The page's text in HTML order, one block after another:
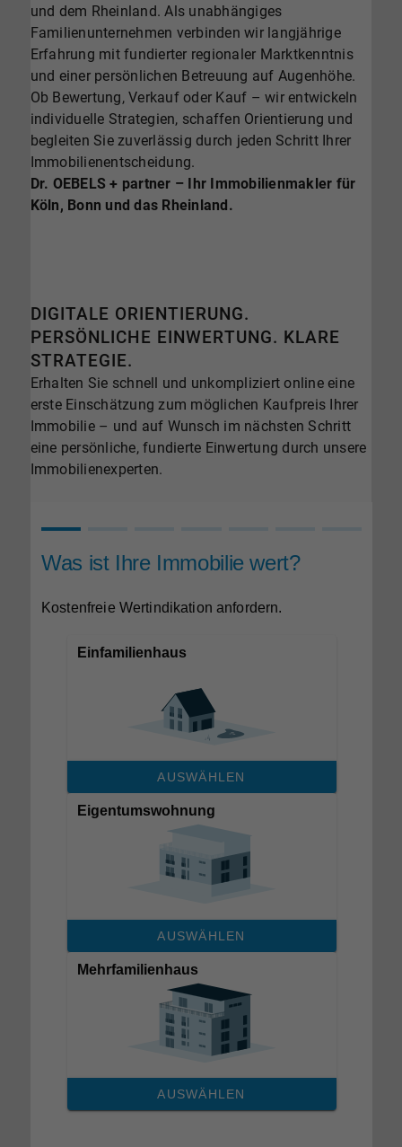
und dem Rheinland. Als unabhängiges
Familienunternehmen verbinden wir langjährige
Erfahrung mit fundierter regionaler Marktkenntnis
und einer persönlichen Betreuung auf Augenhöhe.
Ob Bewertung, Verkauf oder Kauf – wir entwickeln
individuelle Strategien, schaffen Orientierung und
begleiten Sie zuverlässig durch jeden Schritt Ihrer
Immobilienentscheidung.
Dr. OEBELS + partner – Ihr Immobilienmakler für
Köln, Bonn und das Rheinland.
DIGITALE ORIENTIERUNG.
PERSÖNLICHE EINWERTUNG. KLARE
STRATEGIE.
Erhalten Sie schnell und unkompliziert online eine
erste Einschätzung zum möglichen Kaufpreis Ihrer
Immobilie – und auf Wunsch im nächsten Schritt
eine persönliche, fundierte Einwertung durch unsere
Immobilienexperten.